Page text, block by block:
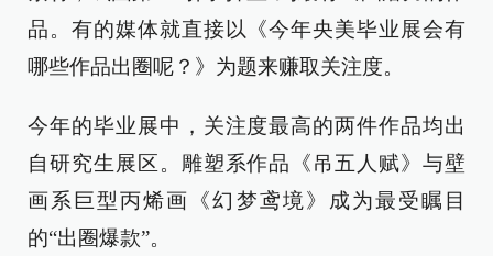
品。有的媒体就直接以《今年央美毕业展会有
哪些作品出圈呢？》为题来赚取关注度。
今年的毕业展中，关注度最高的两件作品均出
自研究生展区。雕塑系作品《吊五人赋》与壁
画系巨型丙烯画《幻梦鸢境》成为最受瞩目
的“出圈爆款”。